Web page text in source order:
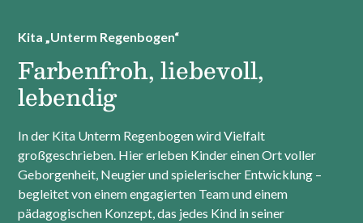
Kita „Unterm Regenbogen“
Farbenfroh, liebevoll,
lebendig
In der Kita Unterm Regenbogen wird Vielfalt
großgeschrieben. Hier erleben Kinder einen Ort voller
Geborgenheit, Neugier und spielerischer Entwicklung –
begleitet von einem engagierten Team und einem
pädagogischen Konzept, das jedes Kind in seiner